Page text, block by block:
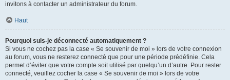
invitons à contacter un administrateur du forum.
Haut
Pourquoi suis-je déconnecté automatiquement ?
Si vous ne cochez pas la case « Se souvenir de moi » lors de votre connexion
au forum, vous ne resterez connecté que pour une période prédéfinie. Cela
permet d’éviter que votre compte soit utilisé par quelqu’un d’autre. Pour rester
connecté, veuillez cocher la case « Se souvenir de moi » lors de votre